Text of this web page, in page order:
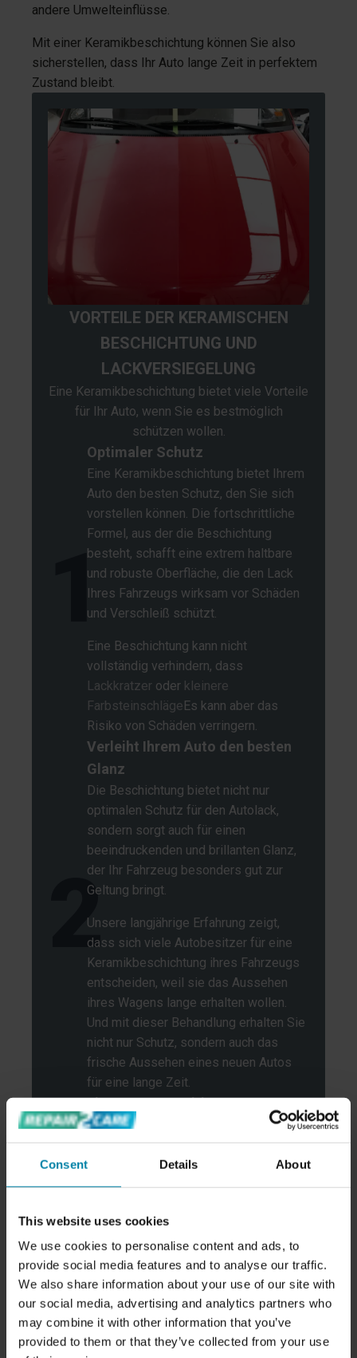
Consent Details About
This website uses cookies
We use cookies to personalise content and ads, to
provide social media features and to analyse our traffic.
We also share information about your use of our site with
our social media, advertising and analytics partners who
may combine it with other information that you’ve
provided to them or that they’ve collected from your use
andere Umwelteinflüsse.
Mit einer Keramikbeschichtung können Sie also
sicherstellen, dass Ihr Auto lange Zeit in perfektem
Zustand bleibt.
VORTEILE DER KERAMISCHEN
BESCHICHTUNG UND
LACKVERSIEGELUNG
Eine Keramikbeschichtung bietet viele Vorteile
für Ihr Auto, wenn Sie es bestmöglich
schützen wollen.
1
Optimaler Schutz
Eine Keramikbeschichtung bietet Ihrem
Auto den besten Schutz, den Sie sich
vorstellen können. Die fortschrittliche
Formel, aus der die Beschichtung
besteht, schafft eine extrem haltbare
und robuste Oberfläche, die den Lack
Ihres Fahrzeugs wirksam vor Schäden
und Verschleiß schützt.
Eine Beschichtung kann nicht
vollständig verhindern, dass
Lackkratzer oder kleinere
Farbsteinschläge Es kann aber das
Risiko von Schäden verringern.
2
Verleiht Ihrem Auto den besten
Glanz
Die Beschichtung bietet nicht nur
optimalen Schutz für den Autolack,
sondern sorgt auch für einen
beeindruckenden und brillanten Glanz,
der Ihr Fahrzeug besonders gut zur
Geltung bringt.
Unsere langjährige Erfahrung zeigt,
dass sich viele Autobesitzer für eine
Keramikbeschichtung ihres Fahrzeugs
entscheiden, weil sie das Aussehen
ihres Wagens lange erhalten wollen.
Und mit dieser Behandlung erhalten Sie
nicht nur Schutz, sondern auch das
frische Aussehen eines neuen Autos
für eine lange Zeit.
3
Eine gute Investition
Wir stellen fest, dass sich viele
Autobesitzer für eine
Keramikbeschichtung ihres Fahrzeugs
entscheiden, weil es eine gute
nötigen Schutz, damit es nicht an Wert
verliert. Und es kann sich als gute
Investition erweisen, wenn man das
Auto wieder verkaufen muss oder
Leasing zurückgeben.
Wenn Sie Ihrem Auto den besten